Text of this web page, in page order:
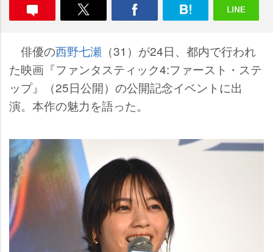
俳優の西野七瀬 （31）が24日、都内で行われ
た映画『ファンタスティック4:ファースト・ステ
ップ』（25日公開）の公開記念イベントに出
演。本作の魅力を語った。